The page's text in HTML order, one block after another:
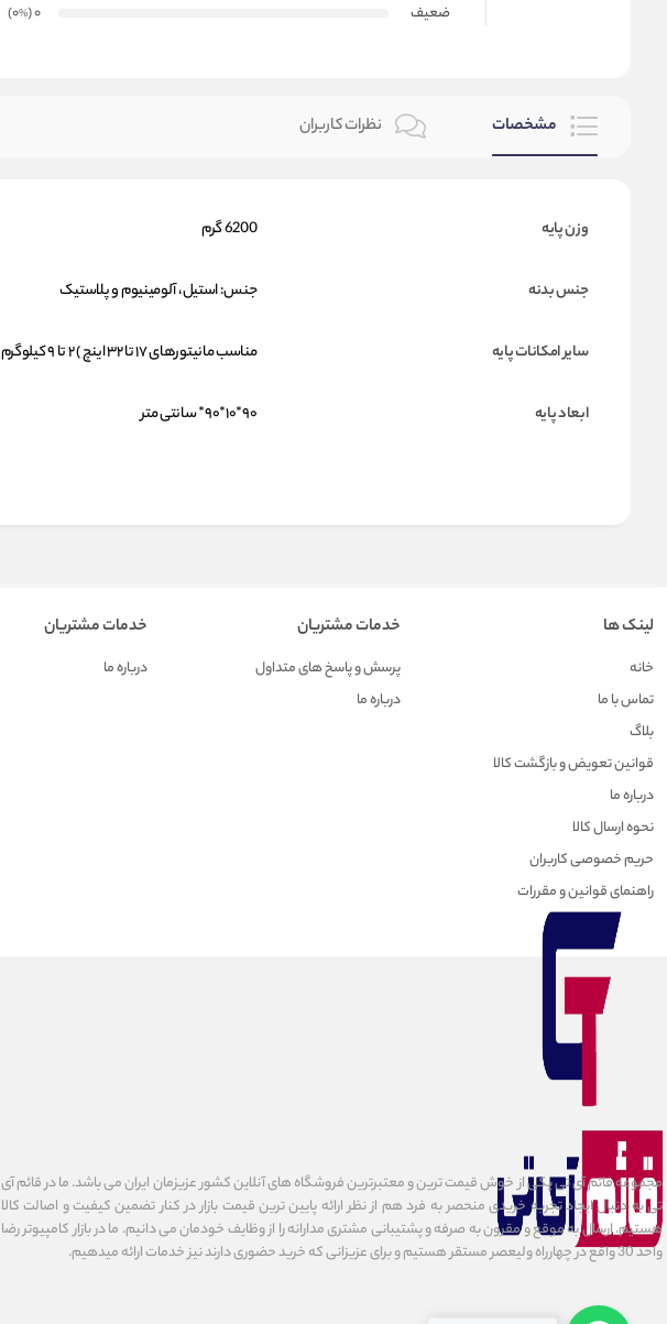
ضعیف
0
(0
%
)
مشخصات نظرات کاربران
وزن پایه 6200 گرم
جنس بدنه جنس: استیل، آلومینیوم و پلاستیک
سایر امکانات پایه مناسب مانیتورهای ۱۷ تا ۳۲ اینچ ) ۲ تا ۹ کیلوگرم) , چرخش 360 درجه با پایه های گازی
ابعاد پایه ۹۰*۱۰*۹۰* سانتی متر
لینک ها
خانه
تماس با ما
بلاگ
قوانین تعویض و بازگشت کالا
درباره ما
نحوه ارسال کالا
حریم خصوصی کاربران
راهنمای قوانین و مقررات
خدمات مشتریان
پرسش و پاسخ های متداول
درباره ما
خدمات مشتریان
درباره ما
مجموعه قائم آی تی یکی از خوش قیمت ترین و معتبرترین فروشگاه های آنلاین کشور عزیزمان ایران می باشد. ما در قائم آی
تی به دنبال ایجاد تجربه خریدی منحصر به فرد هم از نظر ارائه پایین ترین قیمت بازار در کنار تضمین کیفیت و اصالت کالا
هستیم. ارسال به موقع و مقرون به صرفه و پشتیبانی مشتری مدارانه را از وظایف خودمان می دانیم. ما در بازار کامپیوتر رضا
واحد 30 واقع در چهارراه ولیعصر مستقر هستیم و برای عزیزانی که خرید حضوری دارند نیز خدمات ارائه میدهیم.